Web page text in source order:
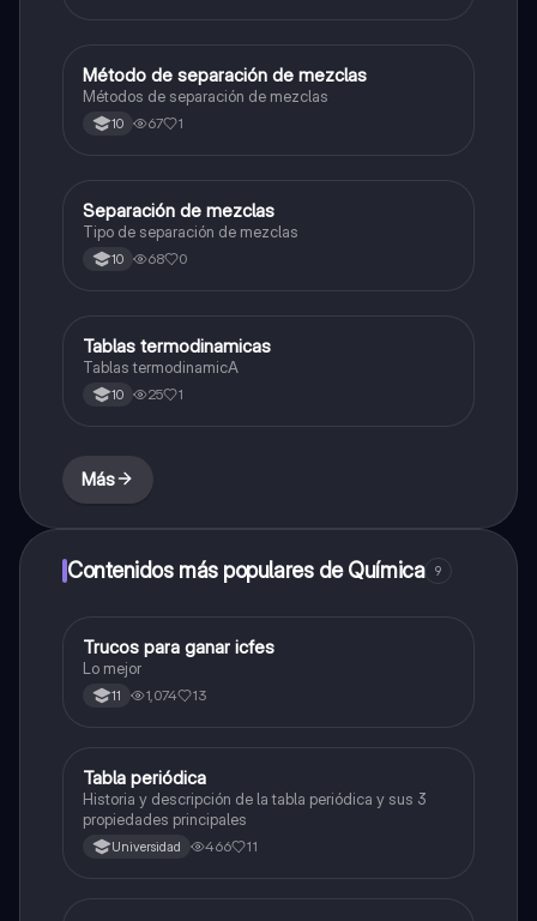
Química
Método de separación de mezclas
Métodos de separación de mezclas
10 67 1
Química
Separación de mezclas
Tipo de separación de mezclas
10 68 0
Química
Tablas termodinamicas
Tablas termodinamicA
10 25 1
Más
Contenidos más populares de Química 9
Química
Trucos para ganar icfes
Lo mejor
11 1,074 13
Química
Tabla periódica
Historia y descripción de la tabla periódica y sus 3
propiedades principales
Universidad 466 11